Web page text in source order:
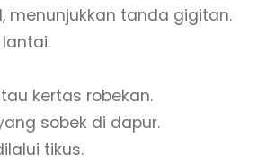
menunjukkan tanda gigitan.
kertas robekan.
sobek di dapur.
tikus.